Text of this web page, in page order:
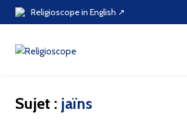
Skip
Religioscope in English ↗
Sujet : jaïns